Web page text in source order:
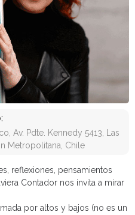
Av. Pdte. Kennedy 5413, Las
Metropolitana, Chile
reflexiones, pensamientos
Contador nos invita a mirar
por altos y bajos (no es un